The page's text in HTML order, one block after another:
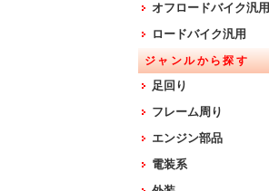
オフロードバイク汎用
ロードバイク汎用
ジャンルから探す
足回り
フレーム周り
エンジン部品
電装系